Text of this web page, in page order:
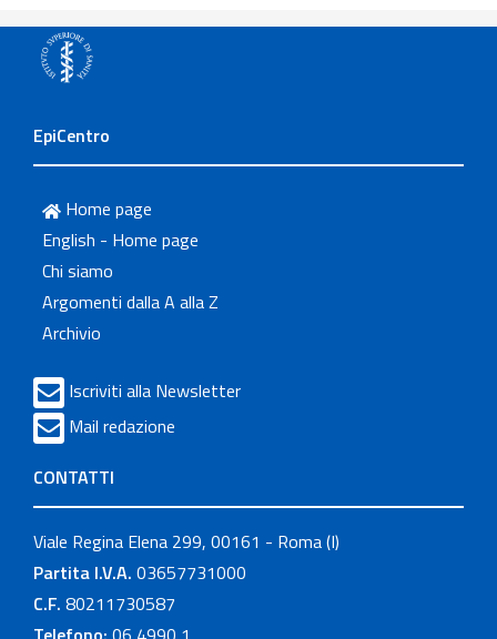
EpiCentro
Home page
English - Home page
Chi siamo
Argomenti dalla A alla Z
Archivio
Iscriviti alla Newsletter
Mail redazione
CONTATTI
Viale Regina Elena 299, 00161 - Roma (I)
Partita I.V.A. 03657731000
C.F. 80211730587